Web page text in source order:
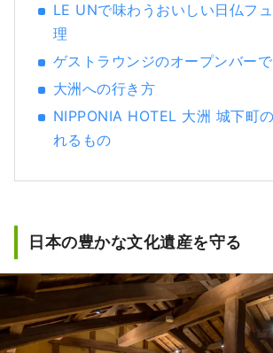
LE UNで味わうおいしい日仏フ
理
ゲストラウンジのオープンバー
大洲への行き方
NIPPONIA HOTEL 大洲 城下町
れるもの
日本の豊かな文化遺産を守る